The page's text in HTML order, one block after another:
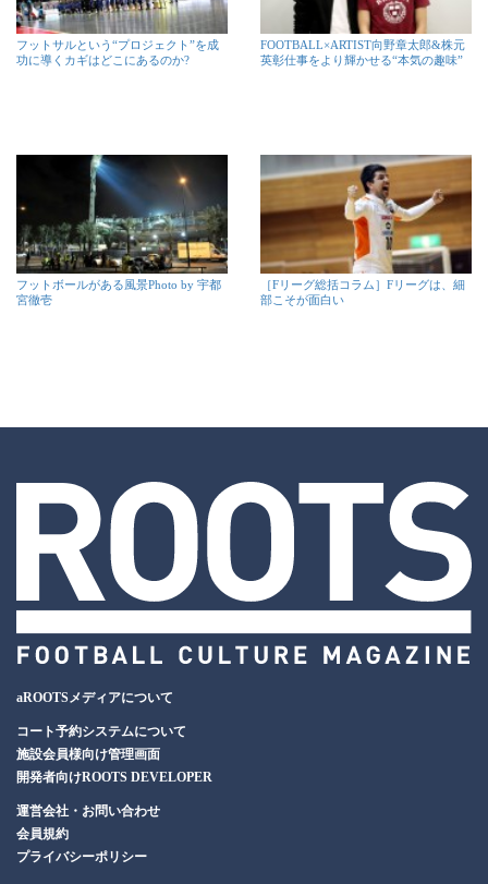
フットサルという“プロジェクト”を成
功に導くカギはどこにあるのか?
FOOTBALL×ARTIST向野章太郎&株元
英彰仕事をより輝かせる“本気の趣味”
フットボールがある風景Photo by 宇都
宮徹壱
［Fリーグ総括コラム］Fリーグは、細
部こそが面白い
aROOTSメディアについて
コート予約システムについて
施設会員様向け管理画面
開発者向けROOTS DEVELOPER
運営会社・お問い合わせ
会員規約
プライバシーポリシー